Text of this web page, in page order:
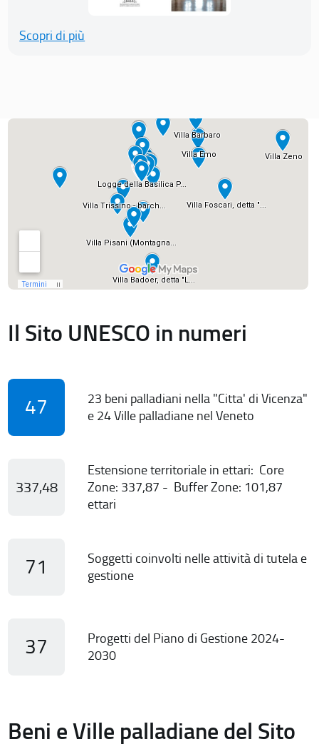
Scopri di più
Il Sito UNESCO in numeri
47
23 beni palladiani nella "Citta' di Vicenza"
e 24 Ville palladiane nel Veneto
337,48
Estensione territoriale in ettari: Core
Zone: 337,87 - Buffer Zone: 101,87
ettari
71
Soggetti coinvolti nelle attività di tutela e
gestione
37
Progetti del Piano di Gestione 2024-
2030
Beni e Ville palladiane del Sito